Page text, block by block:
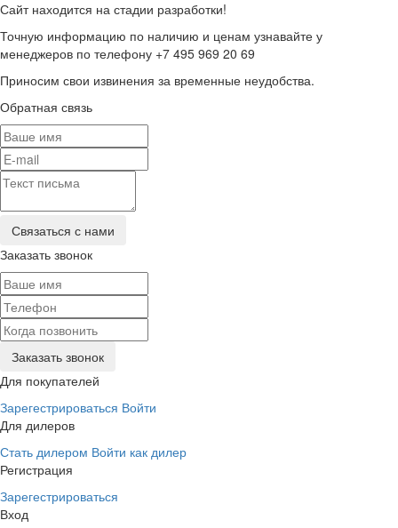
Сайт находится на стадии разработки!
Точную информацию по наличию и ценам узнавайте у
менеджеров по телефону +7 495 969 20 69
Приносим свои извинения за временные неудобства.
Обратная связь
Заказать звонок
Для покупателей
Зарегестрироваться Войти
Для дилеров
Стать дилером Войти как дилер
Регистрация
Зарегестрироваться
Вход